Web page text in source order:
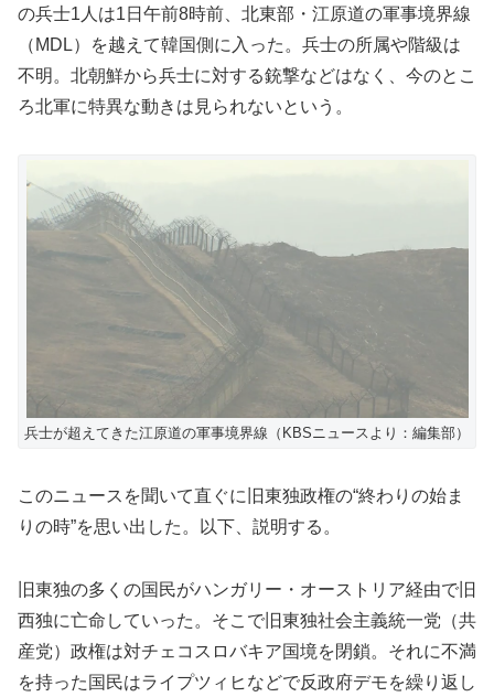
の兵士1人は1日午前8時前、北東部・江原道の軍事境界線
（MDL）を越えて韓国側に入った。兵士の所属や階級は
不明。北朝鮮から兵士に対する銃撃などはなく、今のとこ
ろ北軍に特異な動きは見られないという。
兵士が超えてきた江原道の軍事境界線（KBSニュースより：編集部）
このニュースを聞いて直ぐに旧東独政権の“終わりの始ま
りの時”を思い出した。以下、説明する。
旧東独の多くの国民がハンガリー・オーストリア経由で旧
西独に亡命していった。そこで旧東独社会主義統一党（共
産党）政権は対チェコスロバキア国境を閉鎖。それに不満
を持った国民はライプツィヒなどで反政府デモを繰り返し